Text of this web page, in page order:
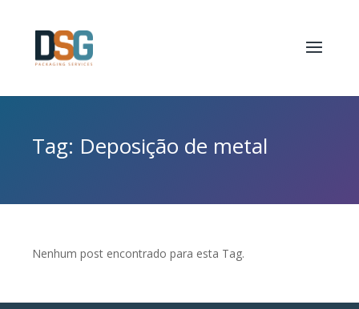
Tag: Deposição de metal
Nenhum post encontrado para esta Tag.